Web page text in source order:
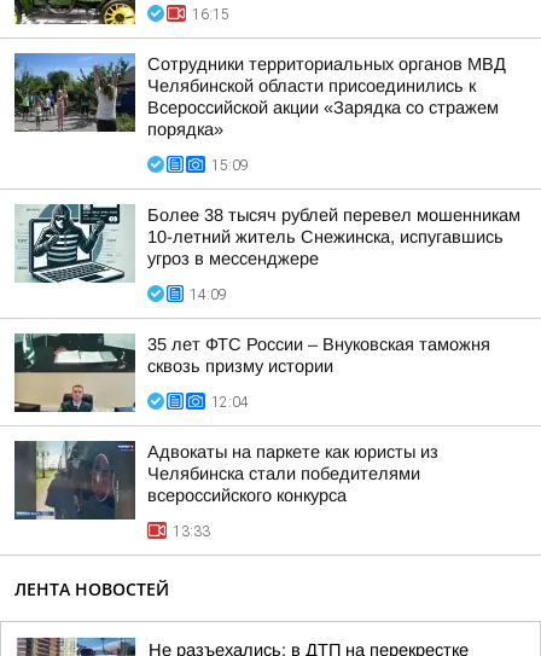
16:15
Сотрудники территориальных органов МВД
Челябинской области присоединились к
Всероссийской акции «Зарядка со стражем
порядка»
15:09
Более 38 тысяч рублей перевел мошенникам
10-летний житель Снежинска, испугавшись
угроз в мессенджере
14:09
35 лет ФТС России – Внуковская таможня
сквозь призму истории
12:04
Адвокаты на паркете как юристы из
Челябинска стали победителями
всероссийского конкурса
13:33
ЛЕНТА НОВОСТЕЙ
Не разъехались: в ДТП на перекрестке